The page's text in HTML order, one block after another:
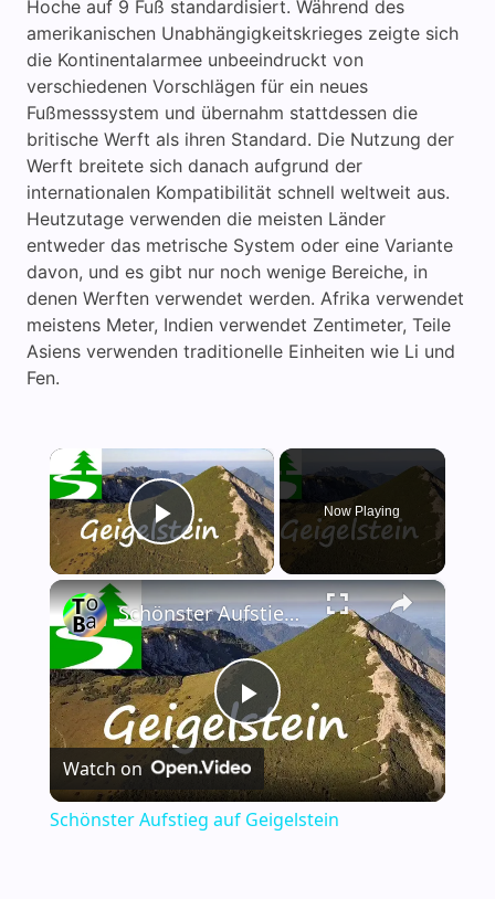
Hoche auf 9 Fuß standardisiert. Während des
amerikanischen Unabhängigkeitskrieges zeigte sich
die Kontinentalarmee unbeeindruckt von
verschiedenen Vorschlägen für ein neues
Fußmesssystem und übernahm stattdessen die
britische Werft als ihren Standard. Die Nutzung der
Werft breitete sich danach aufgrund der
internationalen Kompatibilität schnell weltweit aus.
Heutzutage verwenden die meisten Länder
entweder das metrische System oder eine Variante
davon, und es gibt nur noch wenige Bereiche, in
denen Werften verwendet werden. Afrika verwendet
meistens Meter, Indien verwendet Zentimeter, Teile
Asiens verwenden traditionelle Einheiten wie Li und
Fen.
×
Play Video
Now Playing
×
P
l
Schönster Aufstieg auf Geigelstein
Watch on
Schönster Aufstieg auf Geigelstein